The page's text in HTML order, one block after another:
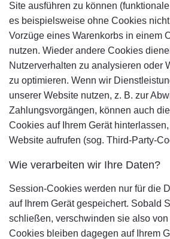
Site ausführen zu können
es beispielsweise ohne Cookies
Vorzüge eines Warenkorbs in einem
nutzen. Wieder andere Cookies
Nutzerverhalten zu analysieren oder
zu optimieren. Wenn wir
unserer Website nutzen, z. B. zur
Zahlungsvorgängen, können auch
Cookies auf Ihrem Gerät
Website aufrufen (sog. Third-Party-
Wie verarbeiten wir Ihre Daten?
Session-Cookies werden nur für die
auf Ihrem Gerät gespeichert. Sobald
schließen, verschwinden sie also
Cookies bleiben dagegen auf Ihrem